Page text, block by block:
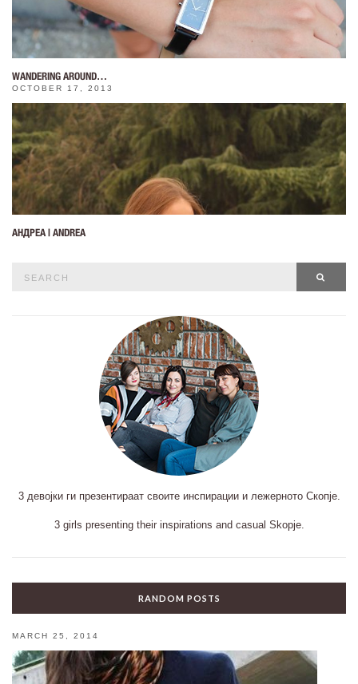
WANDERING AROUND…
OCTOBER 17, 2013
АНДРЕА | ANDREA
3 девојки ги презентираат своите инспирации и лежерното Скопје.
3 girls presenting their inspirations and casual Skopje.
RANDOM POSTS
MARCH 25, 2014